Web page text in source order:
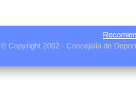
© Copyright 2002 - Concejalía de